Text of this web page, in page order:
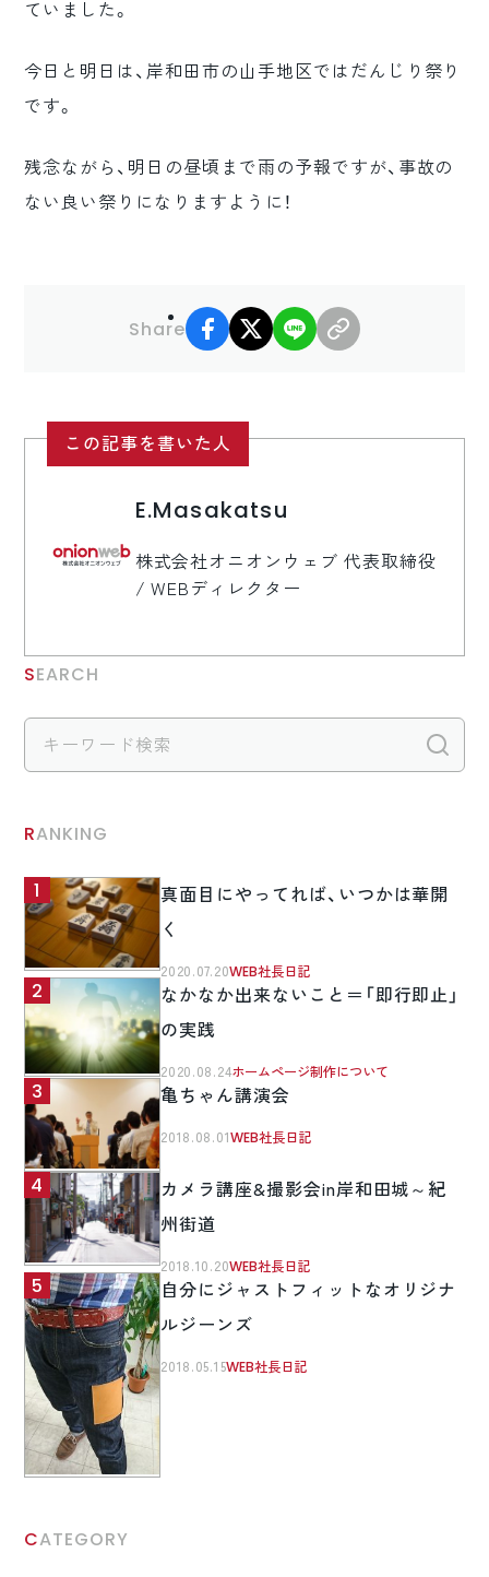
ていました。
今日と明日は、岸和田市の山手地区ではだんじり祭り
です。
残念ながら、明日の昼頃まで雨の予報ですが、事故の
ない良い祭りになりますように！
Share
facebook
X LINE
この記事を書いた人
E.Masakatsu
株式会社オニオンウェブ 代表取締役
/ WEBディレクター
SEARCH
RANKING
真面目にやってれば、いつかは華開
く
2020.07.20WEB社長日記
なかなか出来ないこと＝「即行即止」
の実践
2020.08.24ホームページ制作について
亀ちゃん講演会
2018.08.01WEB社長日記
カメラ講座&撮影会in岸和田城～紀
州街道
2018.10.20WEB社長日記
自分にジャストフィットなオリジナ
ルジーンズ
2018.05.15WEB社長日記
CATEGORY